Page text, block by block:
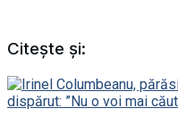
Citește și: